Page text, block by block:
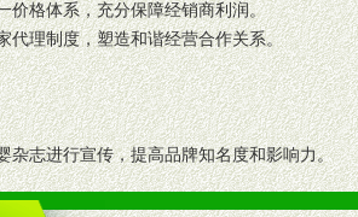
价格体系，充分保障经销商利润。
代理制度，塑造和谐经营合作关系。
杂志进行宣传，提高品牌知名度和影响力。
绘画、促销架等销售道具。